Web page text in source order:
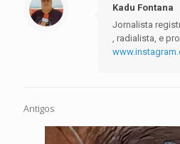
Kadu Fontana
Jornalista
, radialista, e
Antigos